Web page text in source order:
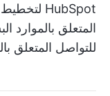
للتواصل المتعلق